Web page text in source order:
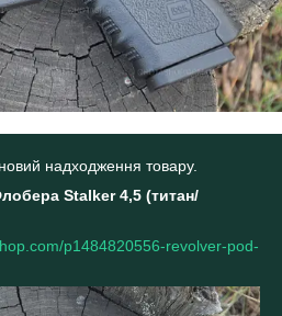
надходження товару.
Stalker 4,5 (титан/
p1484820556-revolver-pod-